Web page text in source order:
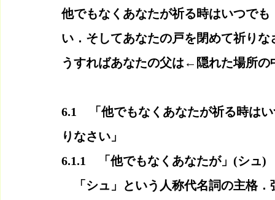
他でもなくあなたが祈る時はいつで
い．そしてあなたの戸を閉めて祈り
うすればあなたの父は←隠れた場所
6.1　「他でもなくあなたが祈る時は
りなさい」
6.1.1　「他でもなくあなたが」(シュ)
「シュ」という人称代名詞の主格．